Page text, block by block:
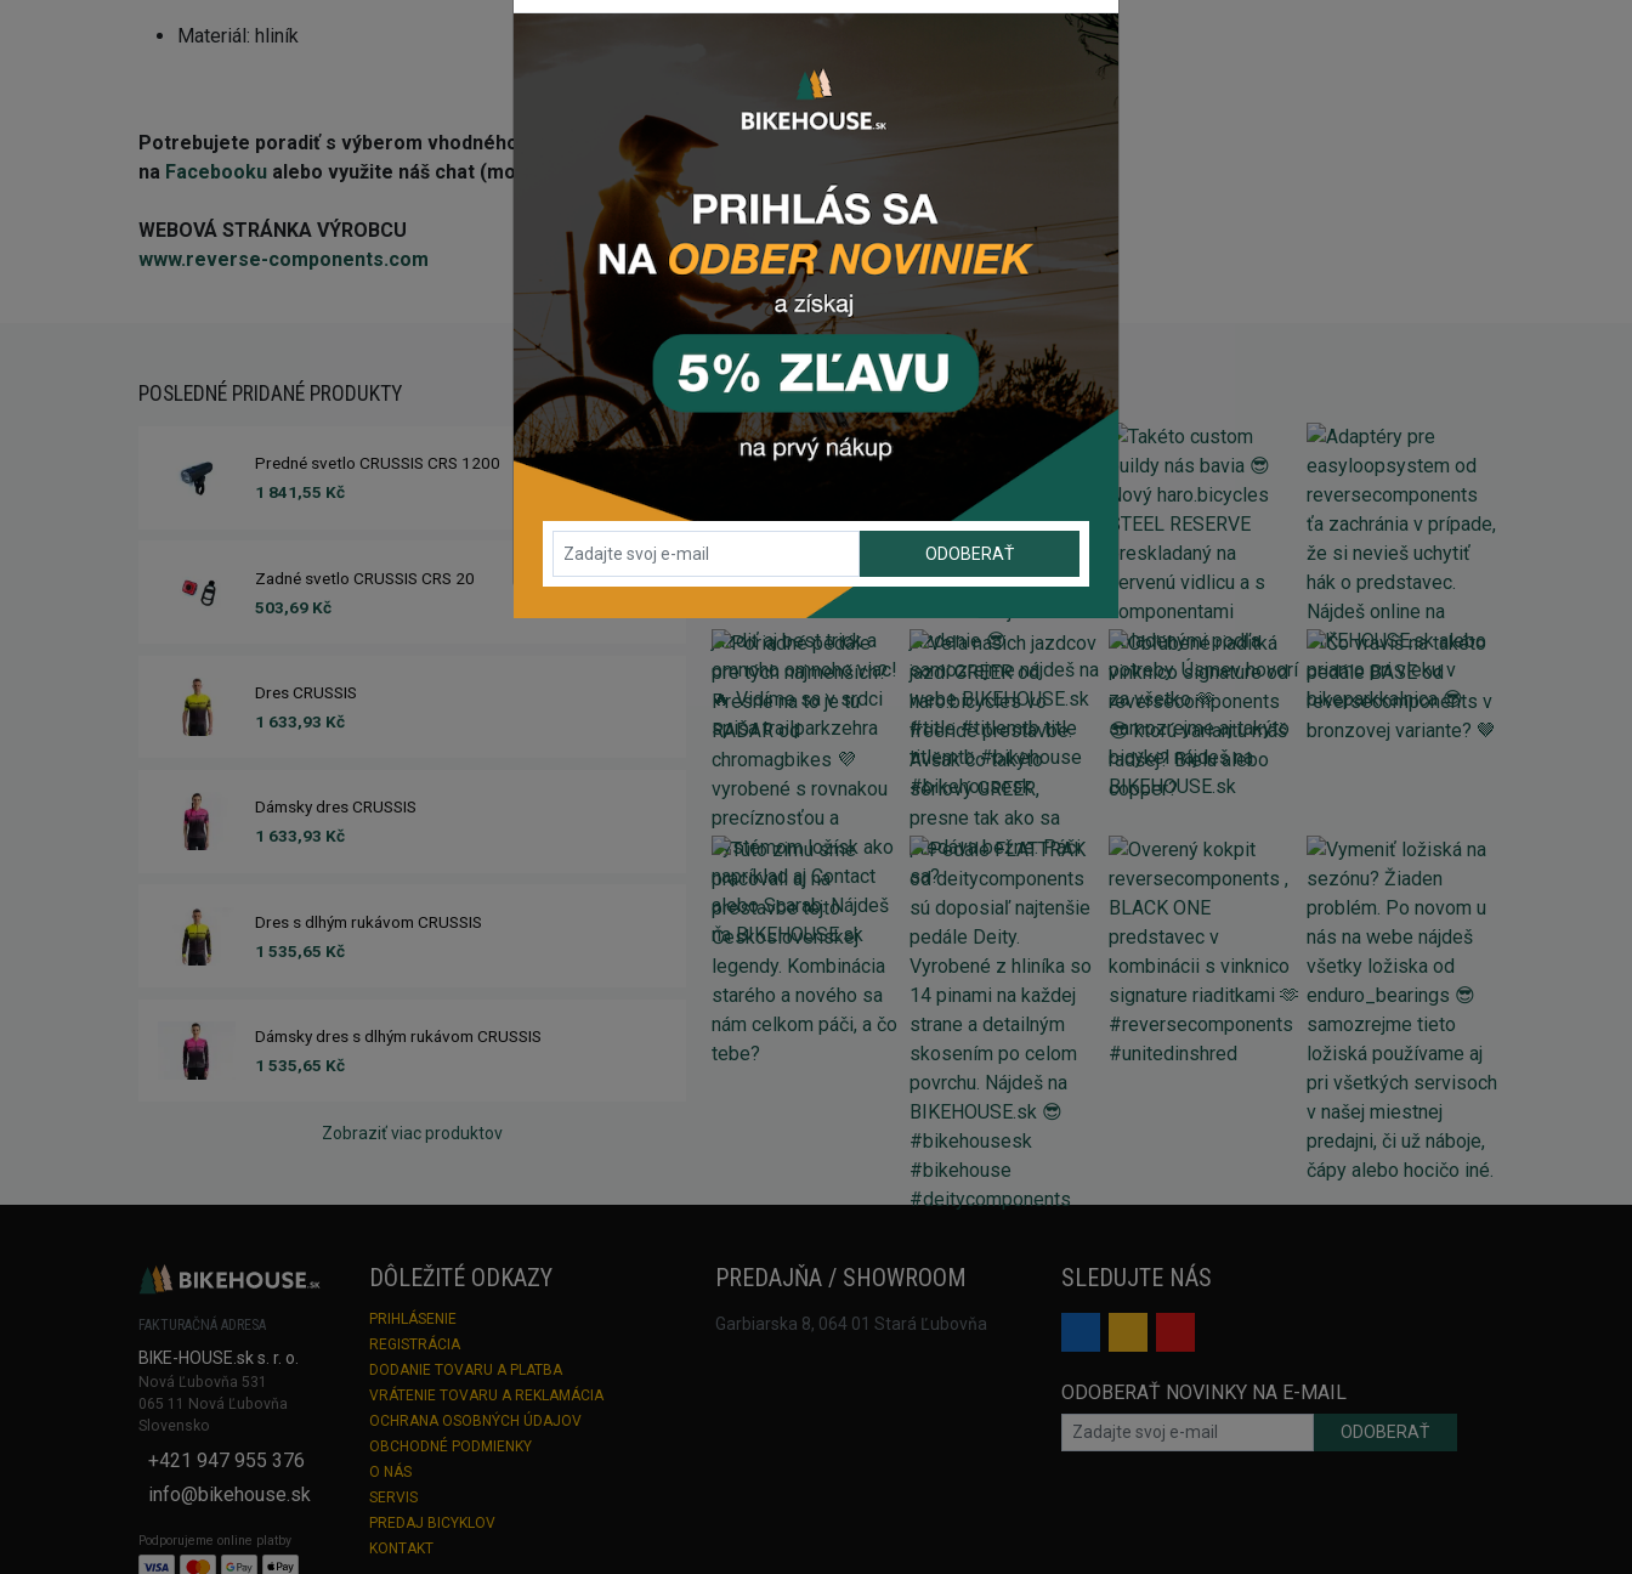
Materiál: hliník
Potrebujete poradiť s výberom vhodného komponentu? Zanechajte nám
na Facebooku alebo využite náš chat (modré tlačidlo vpravo dole).
WEBOVÁ STRÁNKA VÝROBCU
www.reverse-components.com
POSLEDNÉ PRIDANÉ PRODUKTY
Predné svetlo CRUSSIS CRS 1200
1 841,55 Kč
Zadné svetlo CRUSSIS CRS 20
503,69 Kč
Dres CRUSSIS
1 633,93 Kč
Dámsky dres CRUSSIS
1 633,93 Kč
Dres s dlhým rukávom CRUSSIS
1 535,65 Kč
Dámsky dres s dlhým rukávom CRUSSIS
1 535,65 Kč
Zobraziť viac produktov
INSTAGRAM#BIKEHOUSESK
FAKTURAČNÁ ADRESA
BIKE-HOUSE.sk s. r. o.
Nová Ľubovňa 531
065 11 Nová Ľubovňa
Slovensko
+421 947 955 376
info@bikehouse.sk
Podporujeme online platby
DÔLEŽITÉ ODKAZY
PRIHLÁSENIE
REGISTRÁCIA
DODANIE TOVARU A PLATBA
VRÁTENIE TOVARU A REKLAMÁCIA
OCHRANA OSOBNÝCH ÚDAJOV
OBCHODNÉ PODMIENKY
O NÁS
SERVIS
PREDAJ BICYKLOV
KONTAKT
PREDAJŇA / SHOWROOM
Garbiarska 8, 064 01 Stará Ľubovňa
SLEDUJTE NÁS
ODOBERAŤ NOVINKY NA E-MAIL
ODOBERAŤ
ODOBERAŤ